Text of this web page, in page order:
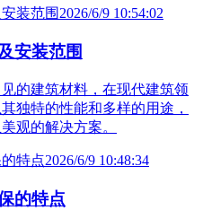
2026/6/9 10:54:02
安装范围
的建筑材料，在现代建筑领
独特的性能和多样的用途，
观的解决方案。
2026/6/9 10:48:34
的特点